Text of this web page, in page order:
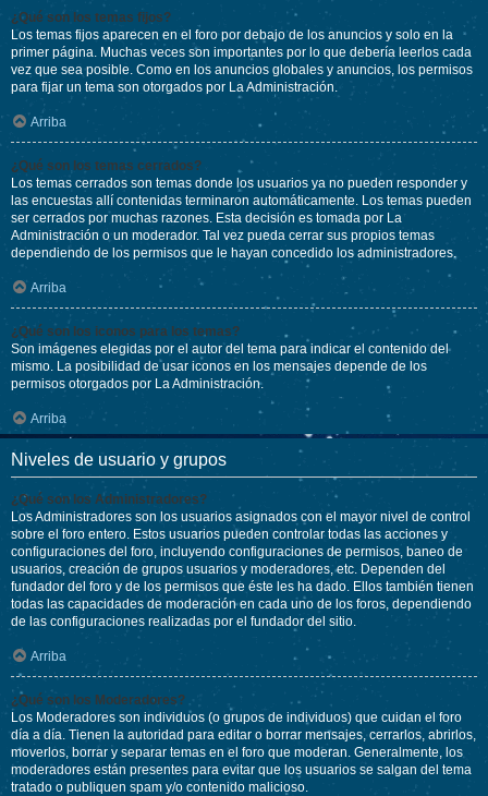
¿Qué son los temas fijos?
Los temas fijos aparecen en el foro por debajo de los anuncios y solo en la
primer página. Muchas veces son importantes por lo que debería leerlos cada
vez que sea posible. Como en los anuncios globales y anuncios, los permisos
para fijar un tema son otorgados por La Administración.
Arriba
¿Qué son los temas cerrados?
Los temas cerrados son temas donde los usuarios ya no pueden responder y
las encuestas allí contenidas terminaron automáticamente. Los temas pueden
ser cerrados por muchas razones. Esta decisión es tomada por La
Administración o un moderador. Tal vez pueda cerrar sus propios temas
dependiendo de los permisos que le hayan concedido los administradores.
Arriba
¿Qué son los iconos para los temas?
Son imágenes elegidas por el autor del tema para indicar el contenido del
mismo. La posibilidad de usar iconos en los mensajes depende de los
permisos otorgados por La Administración.
Arriba
Niveles de usuario y grupos
¿Qué son los Administradores?
Los Administradores son los usuarios asignados con el mayor nivel de control
sobre el foro entero. Estos usuarios pueden controlar todas las acciones y
configuraciones del foro, incluyendo configuraciones de permisos, baneo de
usuarios, creación de grupos usuarios y moderadores, etc. Dependen del
fundador del foro y de los permisos que éste les ha dado. Ellos también tienen
todas las capacidades de moderación en cada uno de los foros, dependiendo
de las configuraciones realizadas por el fundador del sitio.
Arriba
¿Qué son los Moderadores?
Los Moderadores son individuos (o grupos de individuos) que cuidan el foro
día a día. Tienen la autoridad para editar o borrar mensajes, cerrarlos, abrirlos,
moverlos, borrar y separar temas en el foro que moderan. Generalmente, los
moderadores están presentes para evitar que los usuarios se salgan del tema
tratado o publiquen spam y/o contenido malicioso.